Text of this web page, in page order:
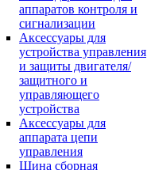
аппаратов контроля и
сигнализации
Аксессуары для
устройства управления
и защиты двигателя/
защитного и
управляющего
устройства
Аксессуары для
аппарата цепи
управления
Шина сборная